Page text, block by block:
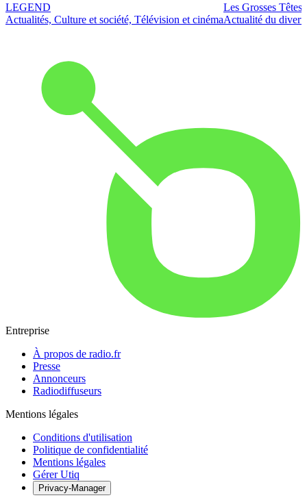
LEGEND
Actualités, Culture et société, Télévision et cinéma
Les Grosses Têtes
Actualité du
Entreprise
À propos de radio.fr
Presse
Annonceurs
Radiodiffuseurs
Mentions légales
Conditions d'utilisation
Politique de confidentialité
Mentions légales
Gérer Utiq
Privacy-Manager